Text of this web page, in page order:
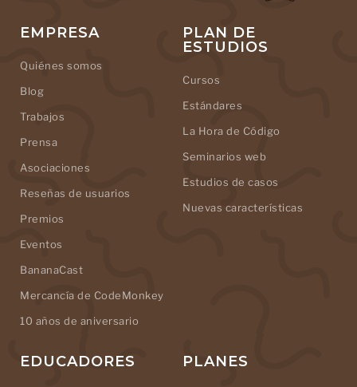
EMPRESA
Quiénes somos
Blog
Trabajos
Prensa
Asociaciones
Reseñas de usuarios
Premios
Eventos
BananaCast
Mercancía de CodeMonkey
10 años de aniversario
PLAN DE
ESTUDIOS
Cursos
Estándares
La Hora de Código
Seminarios web
Estudios de casos
Nuevas características
EDUCADORES PLANES